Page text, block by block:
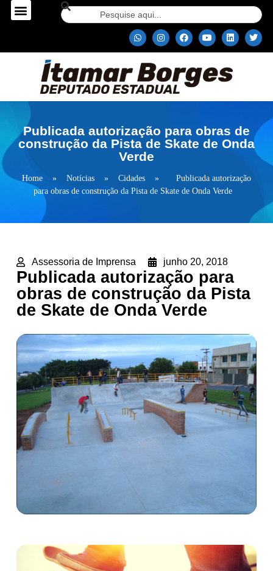
Publicada autorização para obras de
construção da Pista de Skate de Onda
Verde
Home » Notícias » Cidades »
Publicada autorização
para obras de construção da Pista de Skate de Onda Verde
Assessoria de Imprensa junho 20, 2018
Publicada autorização para
obras de construção da Pista
de Skate de Onda Verde